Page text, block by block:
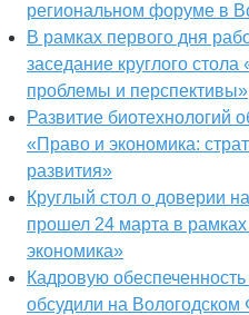
региональном форуме в
В рамках первого дня
заседание круглого
проблемы и перспективы»
Развитие биотехнологий
«Право и экономика:
развития»
Круглый стол о доверии
прошел 24 марта в
экономика»
Кадровую
обсудили на Вологодском